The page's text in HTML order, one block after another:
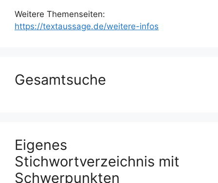
Weitere Themenseiten:
https://textaussage.de/weitere-infos
Gesamtsuche
Eigenes
Stichwortverzeichnis mit
Schwerpunkten